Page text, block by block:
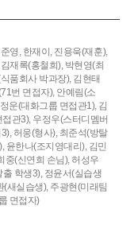
영, 한재이, 진용욱(재훈),
김재록(홍철희), 박현영(최
품회사 박과장), 김현태
번 면접자), 안예림(소
운(대화그룹 면접관1), 김
접관3), 우정우(스터디멤버
허웅(형사), 최준석(방탈
윤한나(조지영대리), 김민
중(신연희 손님),허성우
출 학생3), 정윤서(실습생
(새실습생), 주광현(미래팀
면접자)